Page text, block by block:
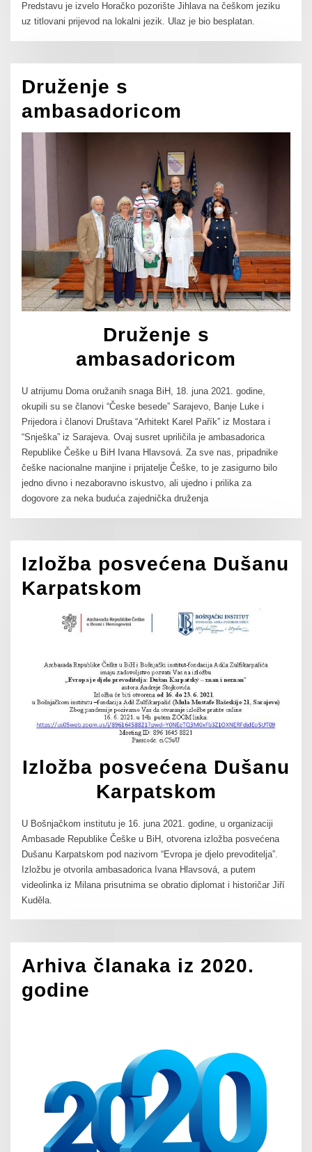
Predstavu je izvelo Horačko pozorište Jihlava na češkom jeziku
uz titlovani prijevod na lokalni jezik. Ulaz je bio besplatan.
Druženje s
ambasadoricom
Druženje s
ambasadoricom
U atrijumu Doma oružanih snaga BiH, 18. juna 2021. godine,
okupili su se članovi “Česke besede” Sarajevo, Banje Luke i
Prijedora i članovi Društava “Arhitekt Karel Pařík” iz Mostara i
“Snješka” iz Sarajeva. Ovaj susret upriličila je ambasadorica
Republike Češke u BiH Ivana Hlavsová. Za sve nas, pripadnike
češke nacionalne manjine i prijatelje Češke, to je zasigurno bilo
jedno divno i nezaboravno iskustvo, ali ujedno i prilika za
dogovore za neka buduća zajednička druženja
Izložba posvećena Dušanu
Karpatskom
Izložba posvećena Dušanu
Karpatskom
U Bošnjačkom institutu je 16. juna 2021. godine, u organizaciji
Ambasade Republike Češke u BiH, otvorena izložba posvećena
Dušanu Karpatskom pod nazivom “Evropa je djelo prevoditelja”.
Izložbu je otvorila ambasadorica Ivana Hlavsová, a putem
videolinka iz Milana prisutnima se obratio diplomat i historičar Jiří
Kuděla.
Arhiva članaka iz 2020.
godine